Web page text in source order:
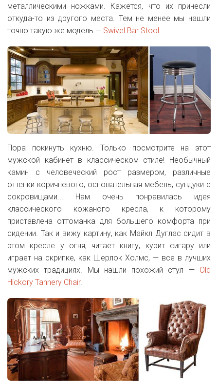
металлическими ножками. Кажется, что их принесли
откуда-то из другого места. Тем не менее мы нашли
точно такую же модель — Swivel Bar Stool
Пора покинуть кухню. Только посмотрите на этот
мужской кабинет в классическом стиле! Необычный
камин с человеческий рост размером, различные
оттенки коричневого, основательная мебель, сундуки с
сокровищами... Нам очень понравилась идея
классического кожаного кресла, к которому
приставлена оттоманка для большего комфорта при
сидении. Так и вижу картину, как Майкл Дуглас сидит в
этом кресле у огня, читает книгу, курит сигару или
играет на скрипке, как Шерлок Холмс, — все в лучших
мужских традициях. Мы нашли похожий стул — Old
Hickory Tannery Chair.